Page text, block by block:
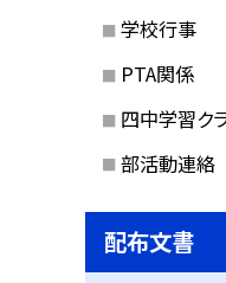
学校行事
PTA関係
四中学習ク
部活動連絡
配布文書